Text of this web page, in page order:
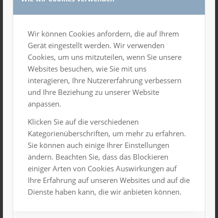
Wir können Cookies anfordern, die auf Ihrem
Gerät eingestellt werden. Wir verwenden
Cookies, um uns mitzuteilen, wenn Sie unsere
Websites besuchen, wie Sie mit uns
interagieren, Ihre Nutzererfahrung verbessern
und Ihre Beziehung zu unserer Website
anpassen.
Klicken Sie auf die verschiedenen
Kategorienüberschriften, um mehr zu erfahren.
Sie können auch einige Ihrer Einstellungen
ändern. Beachten Sie, dass das Blockieren
einiger Arten von Cookies Auswirkungen auf
Ihre Erfahrung auf unseren Websites und auf die
Dienste haben kann, die wir anbieten können.
Kimugi – Pettersson & Findus
Hervorgehoben
2. November 2025, 15:00 Uhr-16:30 Uhr
Großer Saal
Versammlung
8. November 2025, 9:00 Uhr-18:00 Uhr